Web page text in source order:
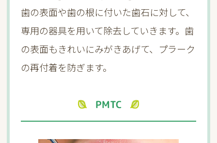
歯の表面や歯の根に付いた歯石に対して、
専用の器具を用いて除去していきます。歯
の表面もきれいにみがきあげて、プラーク
の再付着を防ぎます。
PMTC